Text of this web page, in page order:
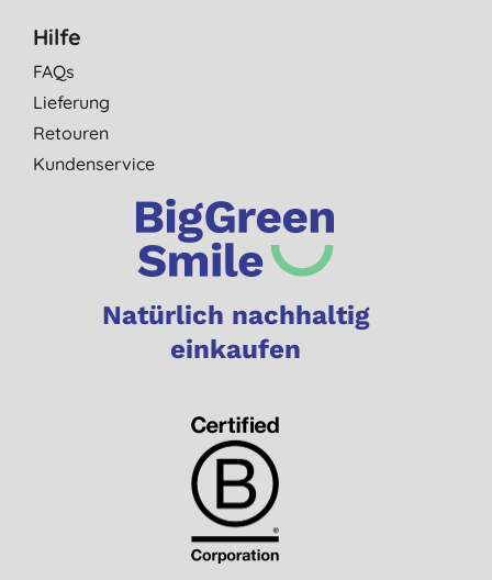
Hilfe
FAQs
Lieferung
Retouren
Kundenservice
Natürlich nachhaltig
einkaufen